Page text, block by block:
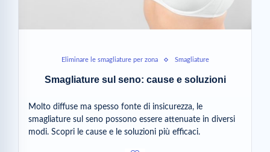
Eliminare le smagliature per zona Smagliature
Smagliature sul seno: cause e soluzioni
Molto diffuse ma spesso fonte di insicurezza, le
smagliature sul seno possono essere attenuate in diversi
modi. Scopri le cause e le soluzioni più efficaci.